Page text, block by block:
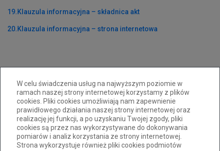
W celu świadczenia usług na najwyższym poziomie w
ramach naszej strony internetowej korzystamy z plików
cookies. Pliki cookies umożliwiają nam zapewnienie
prawidłowego działania naszej strony internetowej oraz
realizację jej funkcji, a po uzyskaniu Twojej zgody, pliki
cookies są przez nas wykorzystywane do dokonywania
pomiarów i analiz korzystania ze strony internetowej.
Strona wykorzystuje również pliki cookies podmiotów
19.Klauzula informacyjna – składnica akt
20.Klauzula informacyjna – strona internetowa
33 814 00 20
pm31@cuw.bielsko-biala.pl
ul. Pocztowa 24a 43-300 Bielsko-Biała